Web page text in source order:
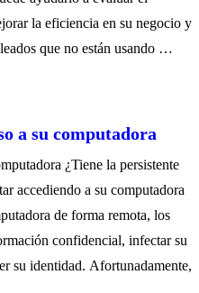
la eficiencia en su negocio y
que no están usando …
a su computadora
¿Tiene la persistente
accediendo a su computadora
de forma remota, los
confidencial, infectar su
su identidad. Afortunadamente,